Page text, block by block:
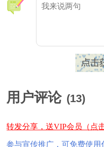
用户评论 (13)
转发分享，送VIP会员（点
参与宣传推广，可免费使用